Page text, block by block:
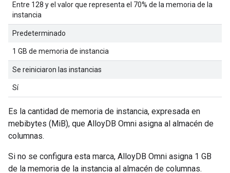
Entre 128 y el valor que representa el 70% de la memoria de la
instancia
Predeterminado
1 GB de memoria de instancia
Se reiniciaron las instancias
Sí
Es la cantidad de memoria de instancia, expresada en
mebibytes (MiB), que AlloyDB Omni asigna al almacén de
columnas.
Si no se configura esta marca, AlloyDB Omni asigna 1 GB
de la memoria de la instancia al almacén de columnas.